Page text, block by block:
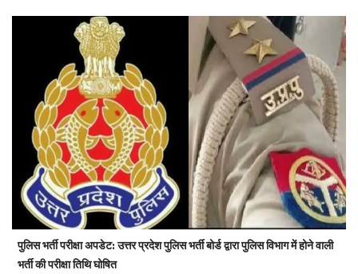
पुलिस भर्ती परीक्षा अपडेट: उत्तर प्रदेश पुलिस भर्ती बोर्ड द्वारा पुलिस विभाग में होने वाली
भर्ती की परीक्षा तिथि घोषित